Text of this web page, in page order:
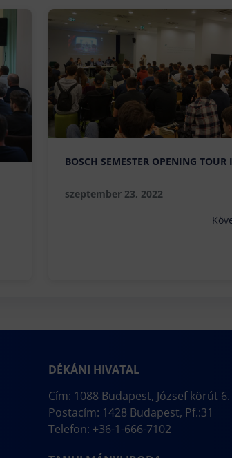
BOSCH SEMESTER OPENING TOUR
szeptember 23, 2022
DÉKÁNI HIVATAL
Cím: 1088 Budapest, József körút 6.
Postacím: 1428 Budapest, Pf.:31
Telefon: +36-1-666-7102